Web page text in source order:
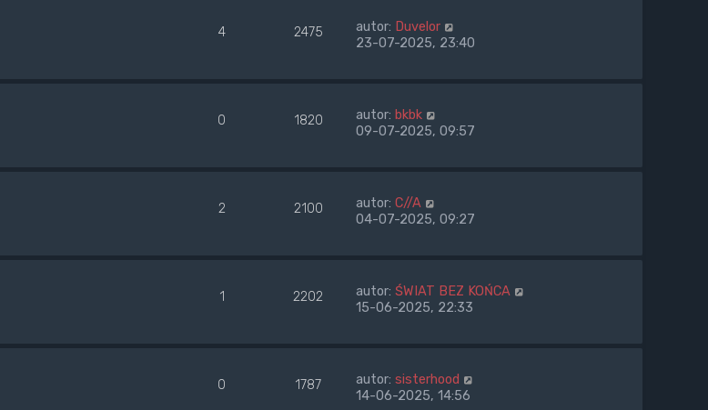
4 2475 autor: Duvelor
23-07-2025, 23:40
0 1820 autor: bkbk
09-07-2025, 09:57
2 2100 autor: C//A
04-07-2025, 09:27
1 2202 autor: ŚWIAT BEZ KOŃCA
15-06-2025, 22:33
0 1787 autor: sisterhood
14-06-2025, 14:56